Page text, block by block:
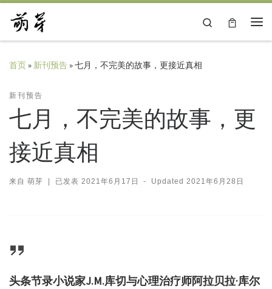
Skip to content
Search
首页» 新刊预告»七月，不完美的故事，更接近真相
新刊预告
七月，不完美的故事，更
接近真相
来自 萌芽 | 已发表 2021年6月17日 - Updated2021年6月28日
头条节录小说家J.M.库切与心理治疗师阿拉贝拉·库尔